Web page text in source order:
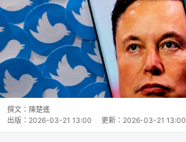
撰文： 陳楚遙
出版： 2026-03-21 13:00 更新： 2026-03-21 13:00